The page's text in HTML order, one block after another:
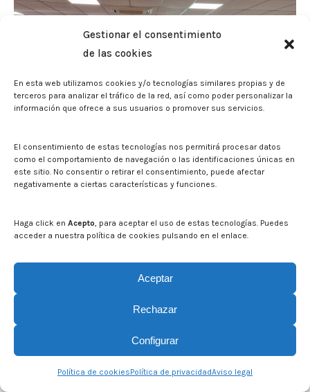
Gestionar el consentimiento
de las cookies
En esta web utilizamos cookies y/o tecnologías similares propias y de
terceros para analizar el tráfico de la red, así como poder personalizar la
información que ofrece a sus usuarios o promover sus servicios.
El consentimiento de estas tecnologías nos permitirá procesar datos
como el comportamiento de navegación o las identificaciones únicas en
este sitio. No consentir o retirar el consentimiento, puede afectar
negativamente a ciertas características y funciones.
Haga click en Acepto, para aceptar el uso de estas tecnologías. Puedes
acceder a nuestra política de cookies pulsando en el enlace.
Aceptar
Rechazar
Configurar
Política de cookiesPolítica de privacidadAviso legal
Legal